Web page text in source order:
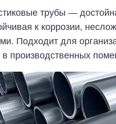
трубы —
к коррозии,
Подходит для
производственных